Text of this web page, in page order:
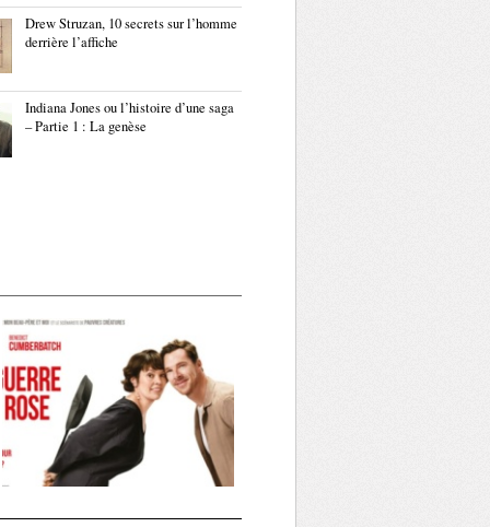
Drew Struzan, 10 secrets sur l’homme
derrière l’affiche
Indiana Jones ou l’histoire d’une saga
– Partie 1 : La genèse